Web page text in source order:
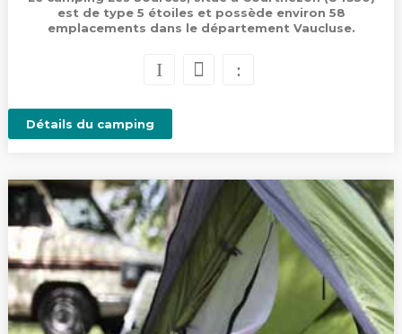
est de type 5 étoiles et possède environ 58
emplacements dans le département Vaucluse.
Détails du camping